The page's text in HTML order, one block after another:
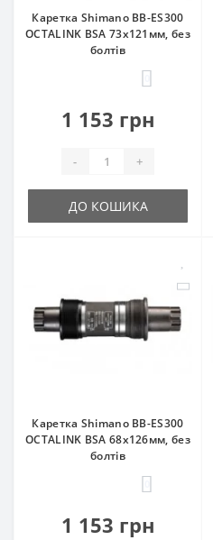
Каретка Shimano BB-ES300
OCTALINK BSA 73x121мм, без
болтів
1 153 грн
- +
ДО КОШИКА
Каретка Shimano BB-ES300
OCTALINK BSA 68x126мм, без
болтів
1 153 грн